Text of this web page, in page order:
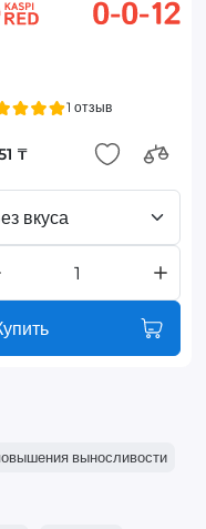
1 отзыв
₸
вкуса
выносливости